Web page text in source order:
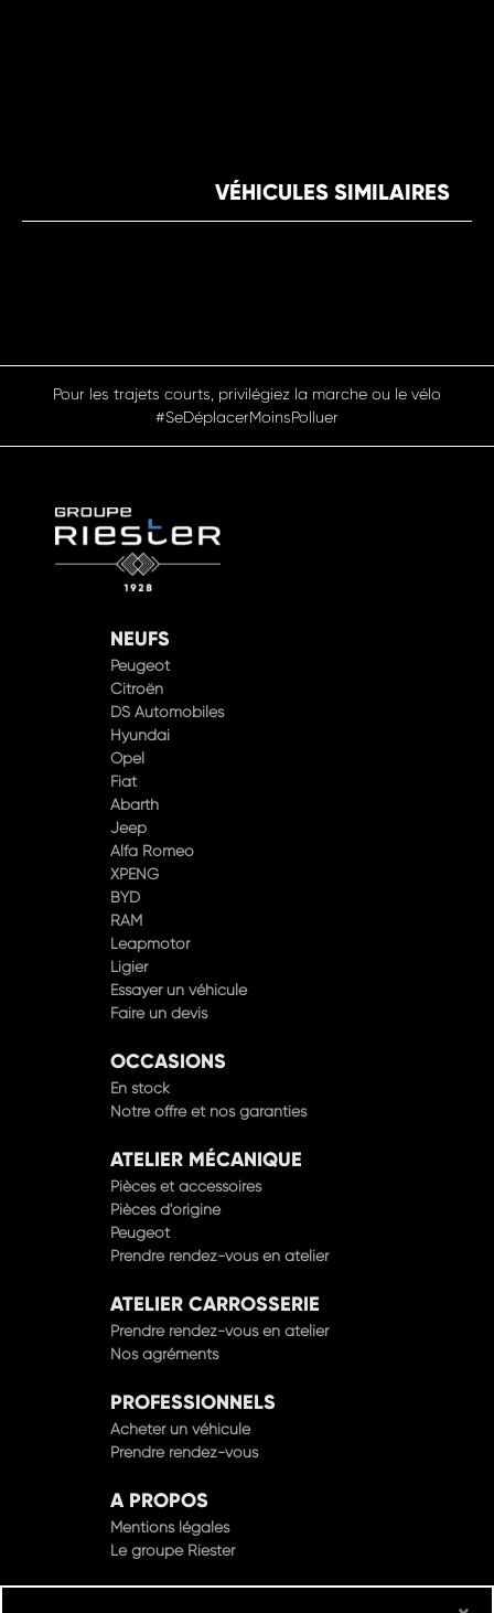
VÉHICULES SIMILAIRES
Pensez à covoiturer #SeDéplacerMoinsPolluer
Peugeot
Citroën
DS Automobiles
Hyundai
Opel
Fiat
Abarth
Jeep
Alfa Romeo
XPENG
BYD
RAM
Leapmotor
Ligier
Essayer un véhicule
Faire un devis
En stock
Notre offre et nos garanties
Pièces et accessoires
Pièces d'origine
Peugeot
Prendre rendez-vous en atelier
Prendre rendez-vous en atelier
Nos agréments
Acheter un véhicule
Prendre rendez-vous
Mentions légales
Le groupe Riester